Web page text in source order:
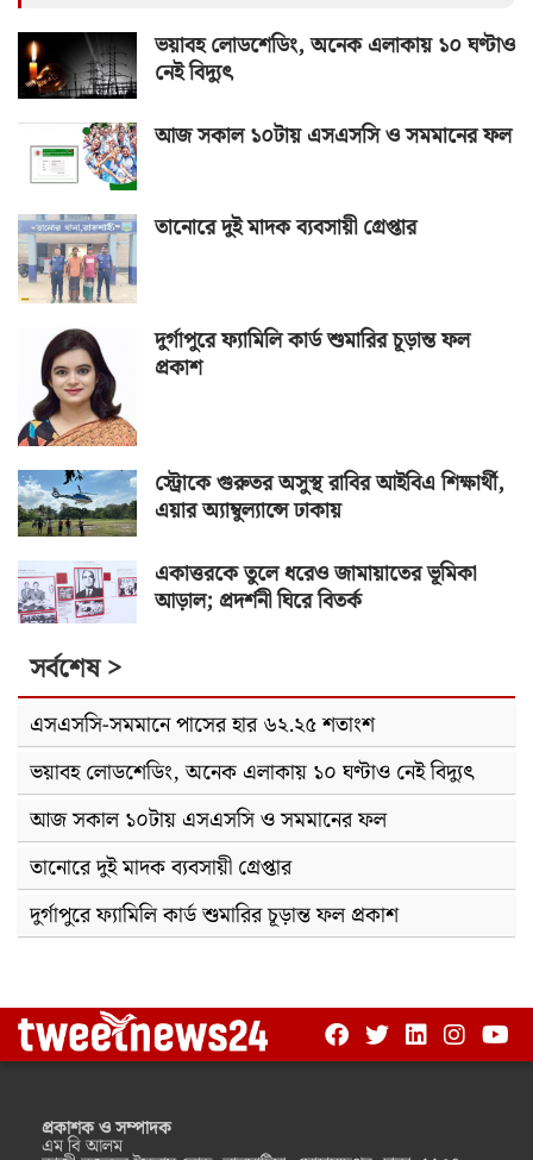
ভয়াবহ লোডশেডিং, অনেক এলাকায় ১০ ঘণ্টাও
নেই বিদ্যুৎ
আজ সকাল ১০টায় এসএসসি ও সমমানের ফল
তানোরে দুই মাদক ব্যবসায়ী গ্রেপ্তার
দুর্গাপুরে ফ্যামিলি কার্ড শুমারির চূড়ান্ত ফল
প্রকাশ
স্ট্রোকে গুরুতর অসুস্থ রাবির আইবিএ শিক্ষার্থী,
এয়ার অ্যাম্বুল্যান্সে ঢাকায়
একাত্তরকে তুলে ধরেও জামায়াতের ভূমিকা
আড়াল; প্রদর্শনী ঘিরে বিতর্ক
সর্বশেষ >
এসএসসি-সমমানে পাসের হার ৬২.২৫ শতাংশ
ভয়াবহ লোডশেডিং, অনেক এলাকায় ১০ ঘণ্টাও নেই বিদ্যুৎ
আজ সকাল ১০টায় এসএসসি ও সমমানের ফল
তানোরে দুই মাদক ব্যবসায়ী গ্রেপ্তার
দুর্গাপুরে ফ্যামিলি কার্ড শুমারির চূড়ান্ত ফল প্রকাশ
প্রকাশক ও সম্পাদক
এম বি আলম